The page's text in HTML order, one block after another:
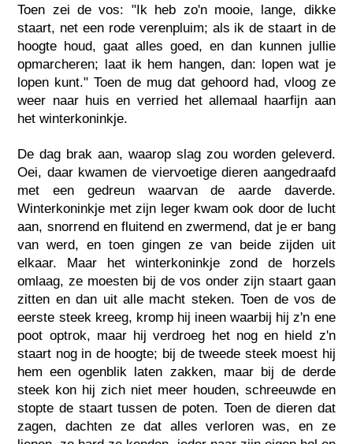
Toen zei de vos: "Ik heb zo'n mooie, lange, dikke
staart, net een rode verenpluim; als ik de staart in de
hoogte houd, gaat alles goed, en dan kunnen jullie
opmarcheren; laat ik hem hangen, dan: lopen wat je
lopen kunt." Toen de mug dat gehoord had, vloog ze
weer naar huis en verried het allemaal haarfijn aan
het winterkoninkje.
De dag brak aan, waarop slag zou worden geleverd.
Oei, daar kwamen de viervoetige dieren aangedraafd
met een gedreun waarvan de aarde daverde.
Winterkoninkje met zijn leger kwam ook door de lucht
aan, snorrend en fluitend en zwermend, dat je er bang
van werd, en toen gingen ze van beide zijden uit
elkaar. Maar het winterkoninkje zond de horzels
omlaag, ze moesten bij de vos onder zijn staart gaan
zitten en dan uit alle macht steken. Toen de vos de
eerste steek kreeg, kromp hij ineen waarbij hij z'n ene
poot optrok, maar hij verdroeg het nog en hield z'n
staart nog in de hoogte; bij de tweede steek moest hij
hem een ogenblik laten zakken, maar bij de derde
steek kon hij zich niet meer houden, schreeuwde en
stopte de staart tussen de poten. Toen de dieren dat
zagen, dachten ze dat alles verloren was, en ze